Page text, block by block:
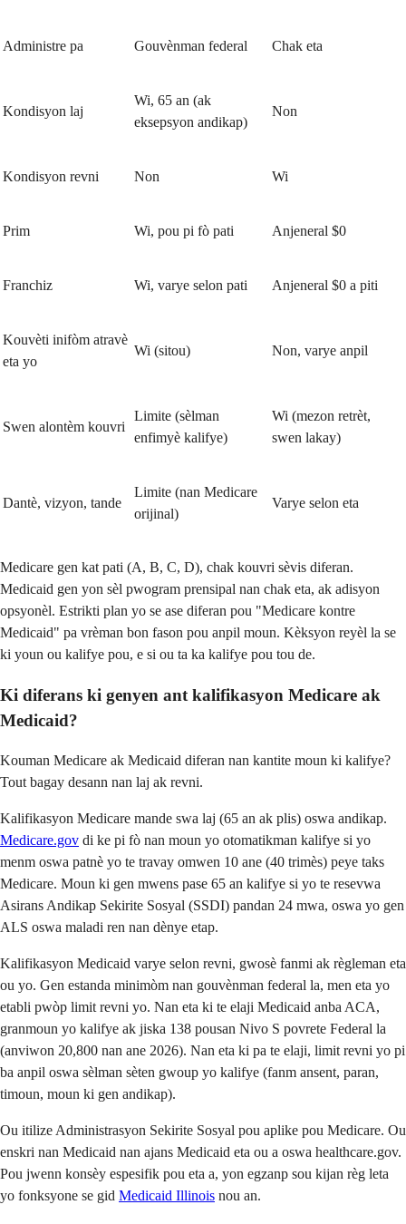
Administre pa Gouvènman federal Chak eta
Kondisyon laj
Wi, 65 an (ak
eksepsyon andikap)
Non
Kondisyon revni Non Wi
Prim Wi, pou pi fò pati Anjeneral $0
Franchiz Wi, varye selon pati Anjeneral $0 a piti
Kouvèti inifòm atravè
eta yo
Wi (sitou) Non, varye anpil
Swen alontèm kouvri
Limite (sèlman
enfimyè kalifye)
Wi (mezon retrèt,
swen lakay)
Dantè, vizyon, tande
Limite (nan Medicare
orijinal)
Varye selon eta
Medicare gen kat pati (A, B, C, D), chak kouvri sèvis diferan.
Medicaid gen yon sèl pwogram prensipal nan chak eta, ak adisyon
opsyonèl. Estrikti plan yo se ase diferan pou "Medicare kontre
Medicaid" pa vrèman bon fason pou anpil moun. Kèksyon reyèl la se
ki youn ou kalifye pou, e si ou ta ka kalifye pou tou de.
Ki diferans ki genyen ant kalifikasyon Medicare ak
Medicaid?
Kouman Medicare ak Medicaid diferan nan kantite moun ki kalifye?
Tout bagay desann nan laj ak revni.
Kalifikasyon Medicare mande swa laj (65 an ak plis) oswa andikap.
Medicare.gov di ke pi fò nan moun yo otomatikman kalifye si yo
menm oswa patnè yo te travay omwen 10 ane (40 trimès) peye taks
Medicare. Moun ki gen mwens pase 65 an kalifye si yo te resevwa
Asirans Andikap Sekirite Sosyal (SSDI) pandan 24 mwa, oswa yo gen
ALS oswa maladi ren nan dènye etap.
Kalifikasyon Medicaid varye selon revni, gwosè fanmi ak règleman eta
ou yo. Gen estanda minimòm nan gouvènman federal la, men eta yo
etabli pwòp limit revni yo. Nan eta ki te elaji Medicaid anba ACA,
granmoun yo kalifye ak jiska 138 pousan Nivo S povrete Federal la
(anviwon 20,800 nan ane 2026). Nan eta ki pa te elaji, limit revni yo pi
ba anpil oswa sèlman sèten gwoup yo kalifye (fanm ansent, paran,
timoun, moun ki gen andikap).
Ou itilize Administrasyon Sekirite Sosyal pou aplike pou Medicare. Ou
enskri nan Medicaid nan ajans Medicaid eta ou a oswa healthcare.gov.
Pou jwenn konsèy espesifik pou eta a, yon egzanp sou kijan règ leta
yo fonksyone se gid Medicaid Illinois nou an.